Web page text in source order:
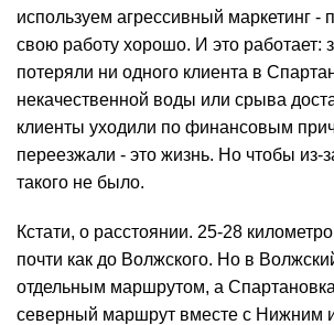
используем агрессивный маркетинг -
свою работу хорошо. И это работает:
потеряли ни одного клиента в
некачественной воды или срыва
клиенты уходили по финансовым
переезжали - это жизнь. Но чтобы из-
такого не было.
Кстати, о расстоянии. 25-28
почти как до Волжского. Но в
отдельным маршрутом, а
северный маршрут вместе с Нижним